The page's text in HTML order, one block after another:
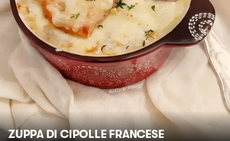
ZUPPA DI CIPOLLE FRANCESE